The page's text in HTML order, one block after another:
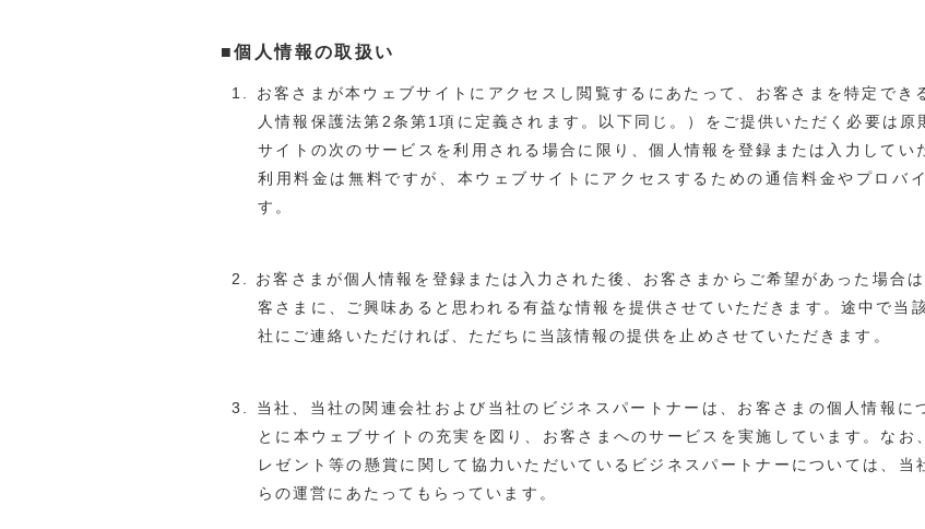
■個人情報の取扱い
お客さまが本ウェブサイトにアクセスし閲覧するにあたって、お客さまを特定でき
人情報保護法第2条第1項に定義されます。以下同じ。）をご提供いただく必要は
サイトの次のサービスを利用される場合に限り、個人情報を登録または入力してい
利用料金は無料ですが、本ウェブサイトにアクセスするための通信料金やプロバ
す。
お客さまが個人情報を登録または入力された後、お客さまからご希望があった場合
客さまに、ご興味あると思われる有益な情報を提供させていただきます。途中で当
社にご連絡いただければ、ただちに当該情報の提供を止めさせていただきます。
当社、当社の関連会社および当社のビジネスパートナーは、お客さまの個人情報に
とに本ウェブサイトの充実を図り、お客さまへのサービスを実施しています。な
レゼント等の懸賞に関して協力いただいているビジネスパートナーについては、
らの運営にあたってもらっています。